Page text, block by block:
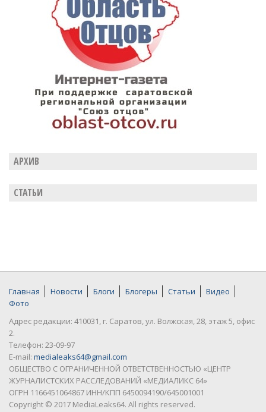
АРХИВ
СТАТЬИ
Главная Новости Блоги Блогеры Статьи
Видео
Фото
Адрес редакции: 410031, г. Саратов, ул. Волжская, 28, этаж 5, офис
2.
Телефон: 23-09-97
E-mail: medialeaks64@gmail.com
ОБЩЕСТВО С ОГРАНИЧЕННОЙ ОТВЕТСТВЕННОСТЬЮ «ЦЕНТР
ЖУРНАЛИСТСКИХ РАССЛЕДОВАНИЙ «МЕДИАЛИКС 64»
ОГРН 1166451064867 ИНН/КПП 6450094190/645001001
Copyright © 2017 MediaLeaks64. All rights reserved.